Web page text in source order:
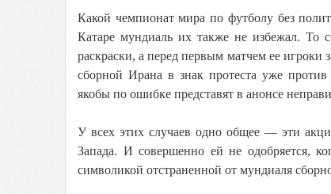
Какой чемпионат мира по футболу без
Катаре мундиаль их также не избежал. То
раскраски, а перед первым матчем ее игроки
сборной Ирана в знак протеста уже
якобы по ошибке представят в анонсе
У всех этих случаев одно общее — эти
Запада. И совершенно ей не одобряется,
символикой отстраненной от мундиаля